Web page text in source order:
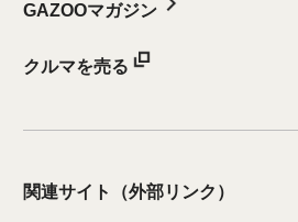
GAZOOマガジン
クルマを売る
関連サイト （外部リンク）